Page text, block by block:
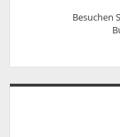
Besuchen